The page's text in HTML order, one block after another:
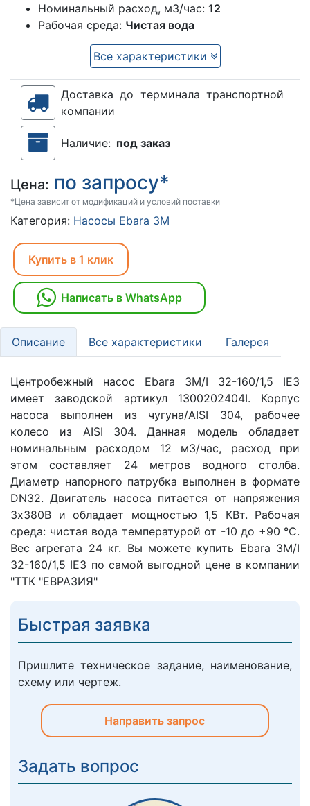
Номинальный расход, м3/час: 12
Рабочая среда: Чистая вода
Все характеристики
Доставка до терминала транспортной
компании
Наличие: под заказ
Цена: по запросу*
*Цена зависит от модификаций и условий поставки
Категория: Насосы Ebara 3M
Купить в 1 клик
Написать в WhatsApp
Описание Все характеристики Галерея
Центробежный насос Ebara 3M/I 32-160/1,5 IE3
имеет заводской артикул 1300202404I. Корпус
насоса выполнен из чугуна/AISI 304, рабочее
колесо из AISI 304. Данная модель обладает
номинальным расходом 12 м3/час, расход при
этом составляет 24 метров водного столба.
Диаметр напорного патрубка выполнен в формате
DN32. Двигатель насоса питается от напряжения
3х380В и обладает мощностью 1,5 КВт. Рабочая
среда: чистая вода температурой от -10 до +90 °C.
Вес агрегата 24 кг. Вы можете купить Ebara 3M/I
32-160/1,5 IE3 по самой выгодной цене в компании
"ТТК "ЕВРАЗИЯ"
Быстрая заявка
Пришлите техническое задание, наименование,
схему или чертеж.
Направить запрос
Задать вопрос